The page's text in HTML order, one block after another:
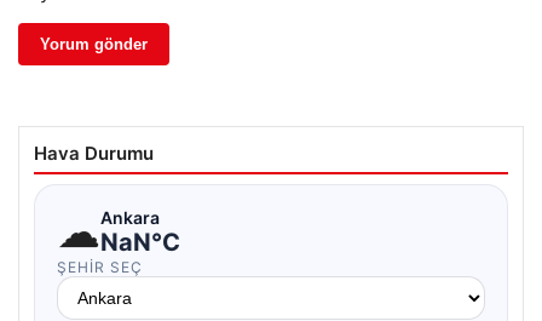
Hava Durumu
☁Ankara
NaN°C
ŞEHIR SEÇ